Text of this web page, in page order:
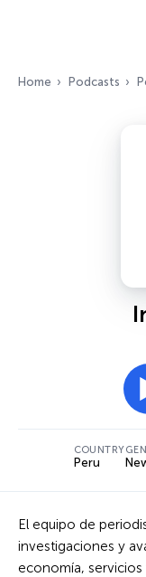
Home Podcasts
COUNTRY
Peru
El equipo de
investigaciones y
economía, servicios